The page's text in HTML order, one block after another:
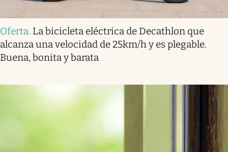
Oferta. La bicicleta eléctrica de Decathlon que
alcanza una velocidad de 25km/h y es plegable.
Buena, bonita y barata